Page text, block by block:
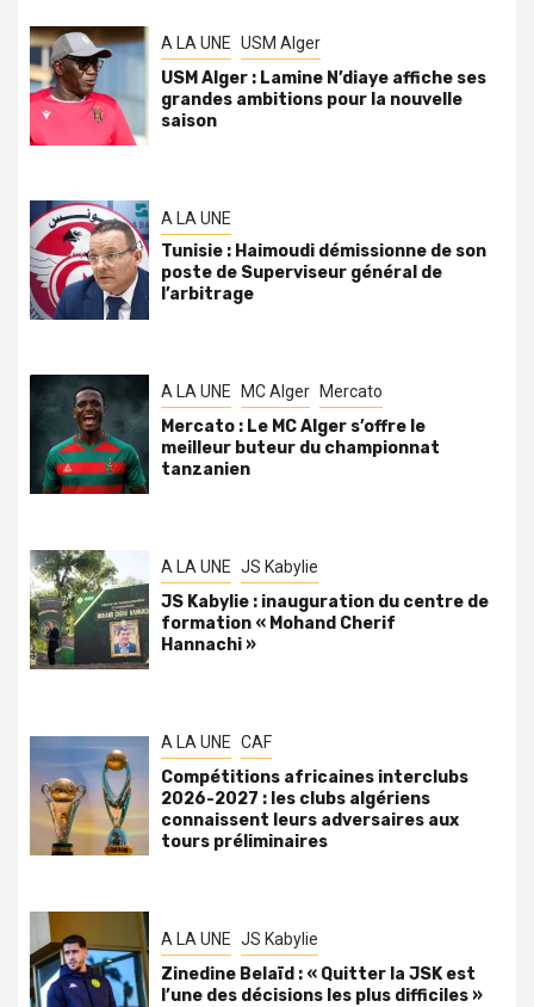
A LA UNE USM Alger
USM Alger : Lamine N’diaye affiche ses
grandes ambitions pour la nouvelle
saison
A LA UNE
Tunisie : Haimoudi démissionne de son
poste de Superviseur général de
l’arbitrage
A LA UNE MC Alger Mercato
Mercato : Le MC Alger s’offre le
meilleur buteur du championnat
tanzanien
A LA UNE JS Kabylie
JS Kabylie : inauguration du centre de
formation « Mohand Cherif
Hannachi »
A LA UNE CAF
Compétitions africaines interclubs
2026-2027 : les clubs algériens
connaissent leurs adversaires aux
tours préliminaires
A LA UNE JS Kabylie
Zinedine Belaïd : « Quitter la JSK est
l’une des décisions les plus difficiles »